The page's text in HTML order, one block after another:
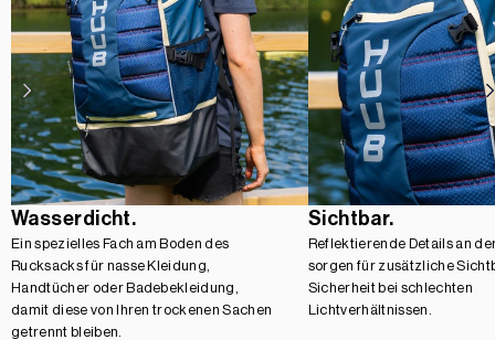
Wasserdicht.
Ein spezielles Fach am Boden des
Rucksacks für nasse Kleidung,
Handtücher oder Badebekleidung,
damit diese von Ihren trockenen Sachen
getrennt bleiben.
Sichtbar.
Reflektierende Details an
sorgen für zusätzliche
Sicherheit bei schlechten
Lichtverhältnissen.